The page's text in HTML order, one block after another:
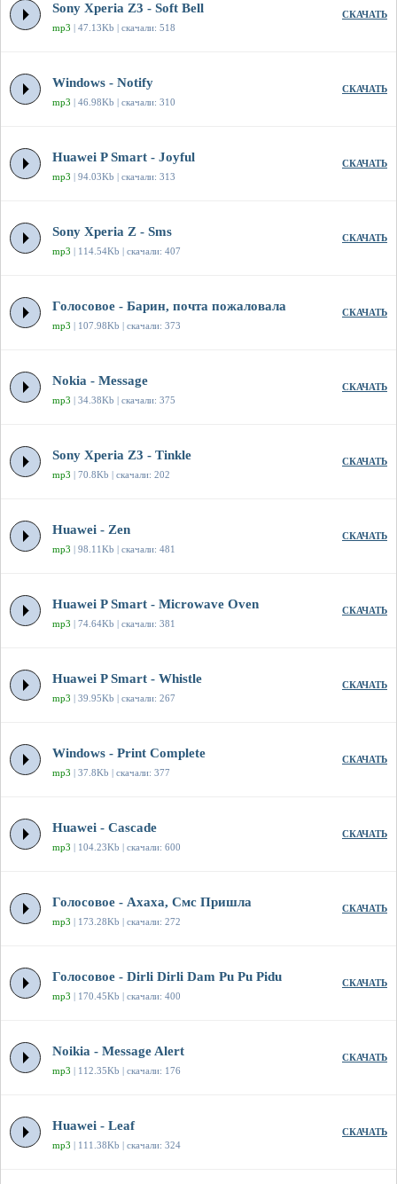
Sony Xperia Z3 - Soft Bell
mp3 | 47.13Kb | скачали: 518
СКАЧАТЬ
Windows - Notify
mp3 | 46.98Kb | скачали: 310
СКАЧАТЬ
Huawei P Smart - Joyful
mp3 | 94.03Kb | скачали: 313
СКАЧАТЬ
Sony Xperia Z - Sms
mp3 | 114.54Kb | скачали: 407
СКАЧАТЬ
Голосовое - Барин, почта пожаловала
mp3 | 107.98Kb | скачали: 373
СКАЧАТЬ
Nokia - Message
mp3 | 34.38Kb | скачали: 375
СКАЧАТЬ
Sony Xperia Z3 - Tinkle
mp3 | 70.8Kb | скачали: 202
СКАЧАТЬ
Huawei - Zen
mp3 | 98.11Kb | скачали: 481
СКАЧАТЬ
Huawei P Smart - Microwave Oven
mp3 | 74.64Kb | скачали: 381
СКАЧАТЬ
Huawei P Smart - Whistle
mp3 | 39.95Kb | скачали: 267
СКАЧАТЬ
Windows - Print Complete
mp3 | 37.8Kb | скачали: 377
СКАЧАТЬ
Huawei - Cascade
mp3 | 104.23Kb | скачали: 600
СКАЧАТЬ
Голосовое - Ахаха, Смс Пришла
mp3 | 173.28Kb | скачали: 272
СКАЧАТЬ
Голосовое - Dirli Dirli Dam Pu Pu Pidu
mp3 | 170.45Kb | скачали: 400
СКАЧАТЬ
Noikia - Message Alert
mp3 | 112.35Kb | скачали: 176
СКАЧАТЬ
Huawei - Leaf
mp3 | 111.38Kb | скачали: 324
СКАЧАТЬ